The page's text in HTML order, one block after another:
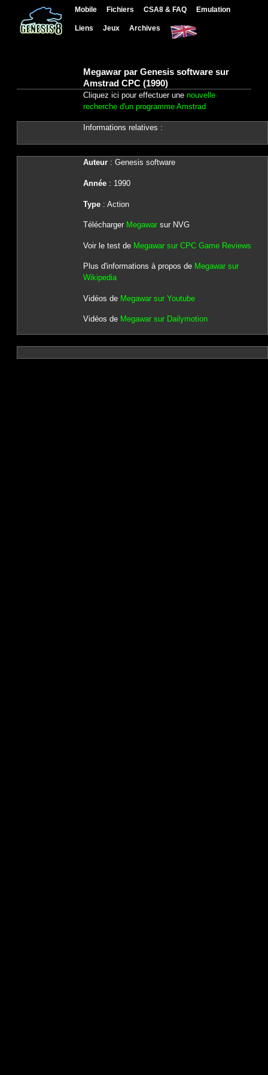
Mobile Fichiers CSA8 & FAQ Emulation
Liens Jeux Archives
Megawar par Genesis software sur
Amstrad CPC (1990)
Cliquez ici pour effectuer une nouvelle
recherche d'un programme Amstrad
Informations relatives :
Auteur: Genesis software
Année: 1990
Type: Action
Télécharger Megawarsur NVG
Voir le test de Megawar sur CPC Game Reviews
Plus d'informations à propos de Megawar sur
Wikipedia
Vidéos de Megawar sur Youtube
Vidéos de Megawar sur Dailymotion